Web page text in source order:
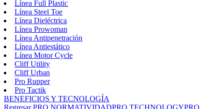
Línea Full Plastic
Línea Steel Toe
Línea Dieléctrica
Línea Prowoman
Línea Antipenetración
Línea Antiestático
Línea Motor Cycle
Cliff Utility
Cliff Urban
Pro Rupper
Pro Tactik
BENEFICIOS Y TECNOLOGÍA
Regresar PRO NORMATIVIDADPRO TECHNOLOGYPRO